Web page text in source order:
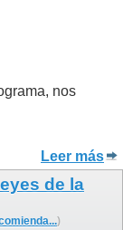
nos
Leer más
de la
)